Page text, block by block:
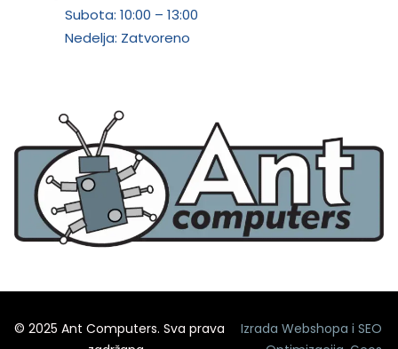
Subota: 10:00 – 13:00
Nedelja: Zatvoreno
© 2025 Ant Computers. Sva prava
Izrada Webshopa iSEO